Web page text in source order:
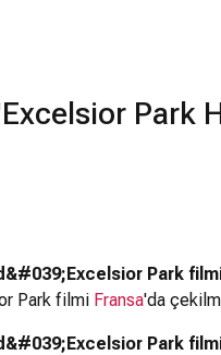
Park
Park
Park filmi Fransa'da
Park